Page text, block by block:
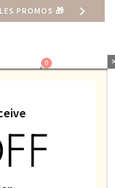
PROMOS 🎁
0,00€